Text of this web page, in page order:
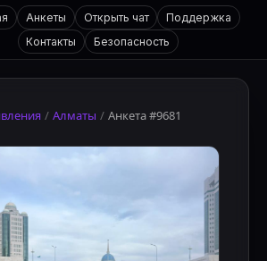
Анкеты Открыть чат
Поддержка
Контакты
Безопасность
/ Алматы / Анкета #9681